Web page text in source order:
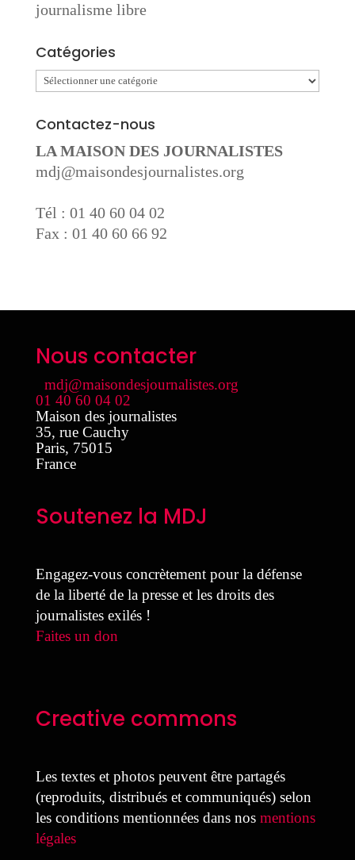
journalisme libre
Catégories
Catégories
Contactez-nous
LA MAISON DES JOURNALISTES
mdj@maisondesjournalistes.org
Tél : 01 40 60 04 02
Fax : 01 40 60 66 92
Nous contacter
mdj@maisondesjournalistes.org
01 40 60 04 02
Maison des journalistes
35, rue Cauchy
Paris, 75015
France
Soutenez la MDJ
Engagez-vous concrètement pour la défense
de la liberté de la presse et les droits des
journalistes exilés !
Faites un don
Creative commons
Les textes et photos peuvent être partagés
(reproduits, distribués et communiqués) selon
les conditions mentionnées dans nos mentions
légales